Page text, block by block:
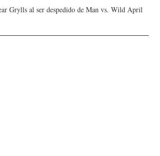
Grylls al ser despedido de Man vs. Wild April